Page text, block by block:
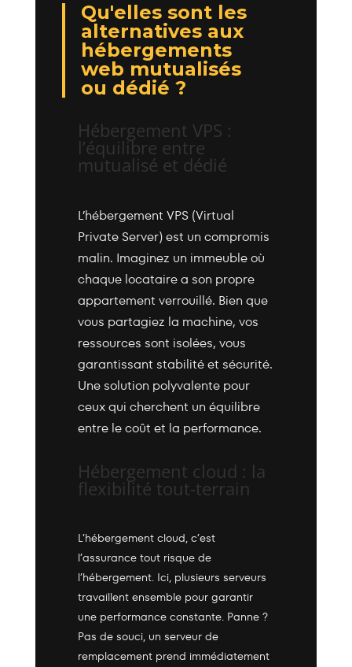
Qu'elles sont les
alternatives aux
hébergements
web mutualisés
ou dédié ?
Hébergement VPS :
l’équilibre entre
mutualisé et dédié
L’hébergement VPS (Virtual
Private Server) est un compromis
malin. Imaginez un immeuble où
chaque locataire a son propre
appartement verrouillé. Bien que
vous partagiez la machine, vos
ressources sont isolées, vous
garantissant stabilité et sécurité.
Une solution polyvalente pour
ceux qui cherchent un équilibre
entre le coût et la performance.
Hébergement cloud : la
flexibilité tout-terrain
L’hébergement cloud, c’est
l’assurance tout risque de
l’hébergement. Ici, plusieurs serveurs
travaillent ensemble pour garantir
une performance constante. Panne ?
Pas de souci, un serveur de
remplacement prend immédiatement